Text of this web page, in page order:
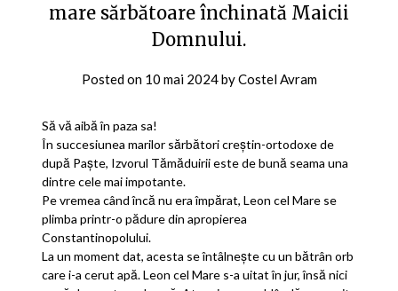
mare sărbătoare închinată Maicii
Domnului.
Posted on 10 mai 2024byCostel Avram
Să vă aibă în paza sa!
În succesiunea marilor sărbători creștin-ortodoxe de
după Paște, Izvorul Tămăduirii este de bună seama una
dintre cele mai impotante.
Pe vremea când încă nu era împărat, Leon cel Mare se
plimba printr-o pădure din apropierea
Constantinopolului.
La un moment dat, acesta se întâlnește cu un bătrân orb
care i-a cerut apă. Leon cel Mare s-a uitat în jur, însă nici